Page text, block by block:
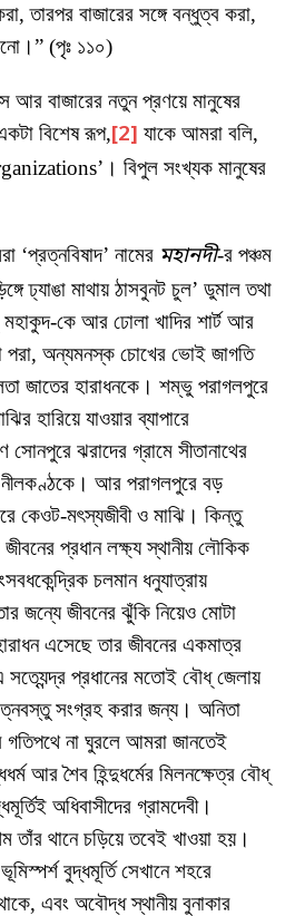
তারপর বাজারের সঙ্গে বন্ধুত্ব করা,
(পৃঃ ১১০)
আর বাজারের নতুন প্রণয়ে মানুষের
বিশেষ রূপ,[2] যাকে আমরা বলি,
বিপুল সংখ্যক মানুষের
‘প্রত্নবিষাদ’ নামের মহানদী-র পঞ্চম
ঢ্যাঙা মাথায় ঠাসবুনট চুল’ ডুমাল তথা
কে আর ঢোলা খাদির শার্ট আর
পরা, অন্যমনস্ক চোখের ভোই জাগতি
জাতের হারাধনকে। শম্ভু পরাগলপুরে
হারিয়ে যাওয়ার ব্যাপারে
ঝরাদের গ্রামে সীতানাথের
নীলকণ্ঠকে। আর পরাগলপুরে বড়
কেওট-মৎস্যজীবী ও মাঝি। কিন্তু
প্রধান লক্ষ্য স্থানীয় লৌকিক
চলমান ধনুযাত্রায়
জন্যে জীবনের ঝুঁকি নিয়েও মোটা
এসেছে তার জীবনের একমাত্র
সত্যেন্দ্র প্রধানের মতোই বৌধ্ জেলায়
সংগ্রহ করার জন্য। অনিতা
গতিপথে না ঘুরলে আমরা জানতেই
আর শৈব হিন্দুধর্মের মিলনক্ষেত্র বৌধ্
অধিবাসীদের গ্রামদেবী।
তাঁর থানে চড়িয়ে তবেই খাওয়া হয়।
বুদ্ধমূর্তি সেখানে শহরে
এবং অবৌদ্ধ স্থানীয় বুনাকার